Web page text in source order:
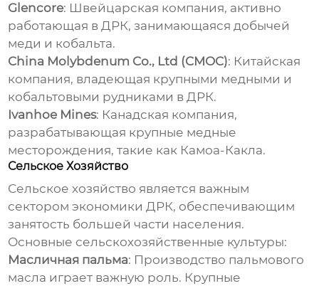
Glencore: Швейцарская компания, активно
работающая в ДРК, занимающаяся добычей
меди и кобальта.
China Molybdenum Co., Ltd (CMOC): Китайская
компания, владеющая крупными медными и
кобальтовыми рудниками в ДРК.
Ivanhoe Mines: Канадская компания,
разрабатывающая крупные медные
месторождения, такие как Камоа-Какла.
Сельское Хозяйство
Сельское хозяйство является важным
сектором экономики ДРК, обеспечивающим
занятость большей части населения.
Основные сельскохозяйственные культуры:
Масличная пальма: Производство пальмового
масла играет важную роль. Крупные